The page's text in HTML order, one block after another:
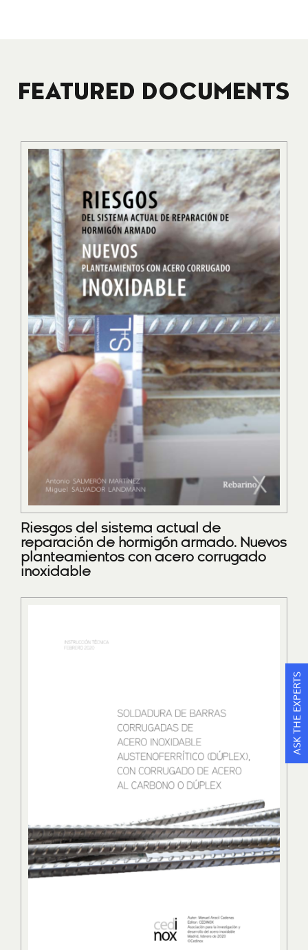
FEATURED DOCUMENTS
Riesgos del sistema actual de
reparación de hormigón armado. Nuevos
planteamientos con acero corrugado
inoxidable
ASK THE EXPERTS